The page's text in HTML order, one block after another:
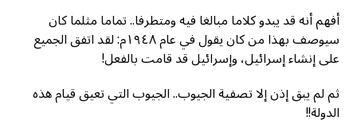
أفهم أنه قد يبدو كلاما مبالغا فيه ومتطرفا.. تماما مثلما كان
سيوصف بهذا من كان يقول في عام ١٩٤٨م: لقد اتفق الجميع
على إنشاء إسرائيل، وإسرائيل قد قامت بالفعل!
ثم لم يبق إذن إلا تصفية الجيوب.. الجيوب التي تعيق قيام هذه
الدولة!!